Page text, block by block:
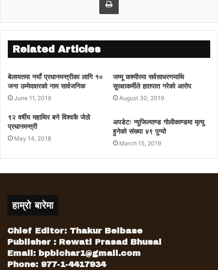
Related Articles
बेलायतमा नयाँ प्रधानमन्त्रीका लागि १०
जना उम्मेदवारको नाम सार्वजनिक
June 11, 2019
जम्मू कश्मीरमा सर्वसाधरणमाथि
सुरक्षाकर्मीले हातपात गरेको आरोप
August 30, 2019
९२ वर्षीय महाथिर बने विश्वकै जेठो
प्रधानमन्त्री
May 14, 2018
अपडेटः न्युजिल्याण्ड गोलीकाण्डमा मृत्यु
हुनेको संख्या ४९ पुग्यो
March 15, 2019
हाम्रो बारेमा
Chief Editor: Thakur Belbase
Publisher : Rewati Prasad Bhusal
Email: bpbichar1@gmail.com
Phone: 977-1-4417934